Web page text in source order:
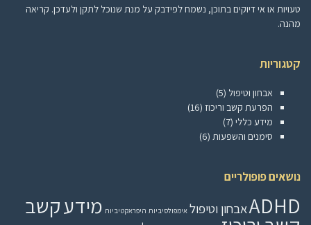
טעויות או אי דיוקים בתוכן, נשמח לפידבק על מנת שנוכל לתקן ולעדכן. קריאה
מהנה.
קטגוריות
אבחון וטיפול (5)
הפרעת קשב וריכוז (16)
מידע כללי (7)
סימנים והשפעות (6)
נושאים פופולריים
ADHDאבחון וטיפול אימפולסיביות היפראקטיביות מידעקשב